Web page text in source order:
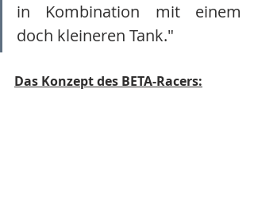
in Kombination mit einem
doch kleineren Tank."
Das Konzept des BETA-Racers: